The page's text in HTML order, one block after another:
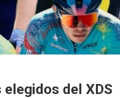
del XDS